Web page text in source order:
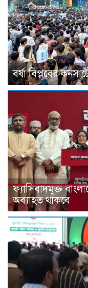
বর্ষা বিপ্লবের
ফ্যাসিবাদমুক্ত
অব্যাহত থাকবে